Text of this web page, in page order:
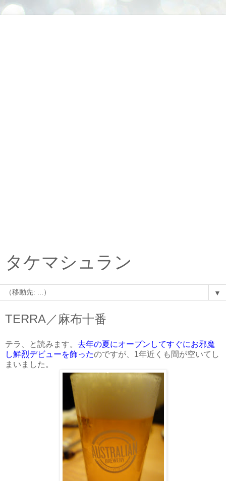
タケマシュラン
▼
TERRA／麻布十番
テラ、と読みます。 去年の夏にオープンしてすぐにお邪魔
し鮮烈デビューを飾ったのですが、1年近くも間が空いてし
まいました。